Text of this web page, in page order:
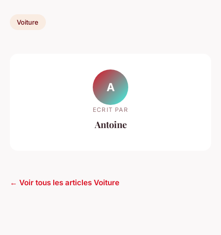
Voiture
A
ECRIT PAR
Antoine
← Voir tous les articles Voiture